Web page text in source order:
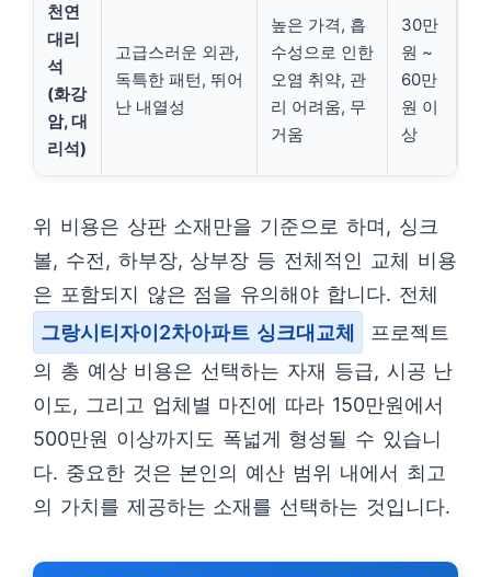
천연
대리
석
(화강
암, 대
리석)
고급스러운 외관,
독특한 패턴, 뛰어
난 내열성
높은 가격, 흡
수성으로 인한
오염 취약, 관
리 어려움, 무
거움
30만
원 ~
60만
원 이
상
위 비용은 상판 소재만을 기준으로 하며, 싱크
볼, 수전, 하부장, 상부장 등 전체적인 교체 비용
은 포함되지 않은 점을 유의해야 합니다. 전체
그랑시티자이2차아파트 싱크대교체
프로젝트
의 총 예상 비용은 선택하는 자재 등급, 시공 난
이도, 그리고 업체별 마진에 따라 150만원에서
500만원 이상까지도 폭넓게 형성될 수 있습니
다. 중요한 것은 본인의 예산 범위 내에서 최고
의 가치를 제공하는 소재를 선택하는 것입니다.